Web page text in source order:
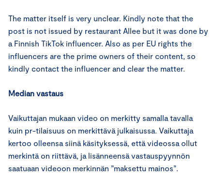
The matter itself is very unclear. Kindly note that the
post is not issued by restaurant Allee but it was done by
a Finnish TikTok influencer. Also as per EU rights the
influencers are the prime owners of their content, so
kindly contact the influencer and clear the matter.
Median vastaus
Vaikuttajan mukaan video on merkitty samalla tavalla
kuin pr-tilaisuus on merkittävä julkaisussa. Vaikuttaja
kertoo olleensa siinä käsityksessä, että videossa ollut
merkintä on riittävä, ja lisänneensä vastauspyynnön
saatuaan videoon merkinnän ”maksettu mainos”.